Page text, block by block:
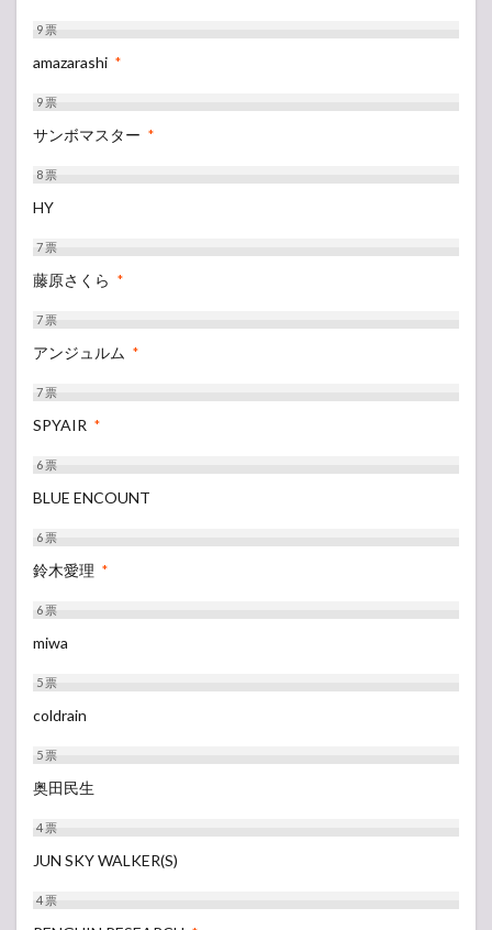
9票
amazarashi *
9票
サンボマスター *
8票
HY
7票
藤原さくら *
7票
アンジュルム *
7票
SPYAIR *
6票
BLUE ENCOUNT
6票
鈴木愛理 *
6票
miwa
5票
coldrain
5票
奥田民生
4票
JUN SKY WALKER(S)
4票